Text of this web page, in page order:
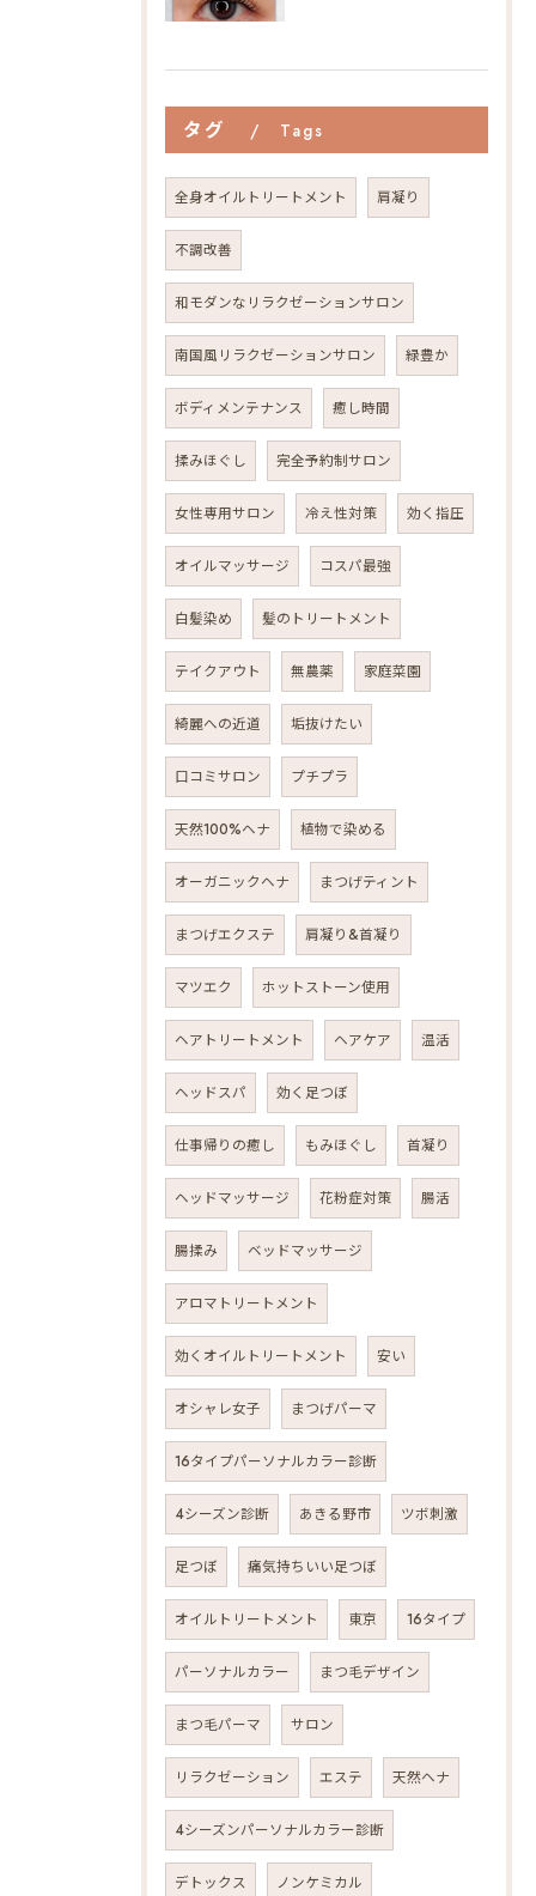
タグ Tags
全身オイルトリートメント 肩凝り
不調改善
和モダンなリラクゼーションサロン
南国風リラクゼーションサロン 緑豊か
ボディメンテナンス 癒し時間
揉みほぐし 完全予約制サロン
女性専用サロン 冷え性対策 効く指圧
オイルマッサージ コスパ最強
白髪染め 髪のトリートメント
テイクアウト 無農薬 家庭菜園
綺麗への近道 垢抜けたい
口コミサロン プチプラ
天然100%ヘナ 植物で染める
オーガニックヘナ まつげティント
まつげエクステ 肩凝り&首凝り
マツエク ホットストーン使用
ヘアトリートメント ヘアケア 温活
ヘッドスパ 効く足つぼ
仕事帰りの癒し もみほぐし 首凝り
ヘッドマッサージ 花粉症対策 腸活
腸揉み ベッドマッサージ
アロマトリートメント
効くオイルトリートメント 安い
オシャレ女子 まつげパーマ
16タイプパーソナルカラー診断
4シーズン診断 あきる野市 ツボ刺激
足つぼ 痛気持ちいい足つぼ
オイルトリートメント 東京 16タイプ
パーソナルカラー まつ毛デザイン
まつ毛パーマ サロン
リラクゼーション エステ 天然ヘナ
4シーズンパーソナルカラー診断
デトックス ノンケミカル